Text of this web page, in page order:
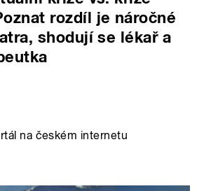
rozdíl je náročné
shodují se lékař a
na českém internetu